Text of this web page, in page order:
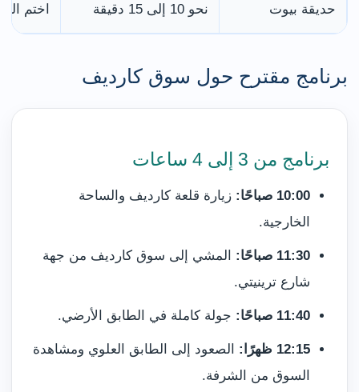
حديقة بيوت نحو 10 إلى 15 دقيقة اختم
برنامج مقترح حول سوق كارديف
برنامج من 3 إلى 4 ساعات
10:00 صباحًا:
زيارة قلعة كارديف والساحة
الخارجية.
11:30 صباحًا:
المشي إلى سوق كارديف من جهة
شارع ترينيتي.
11:40 صباحًا: جولة كاملة في الطابق الأرضي.
12:15 ظهرًا:
الصعود إلى الطابق العلوي ومشاهدة
السوق من الشرفة.